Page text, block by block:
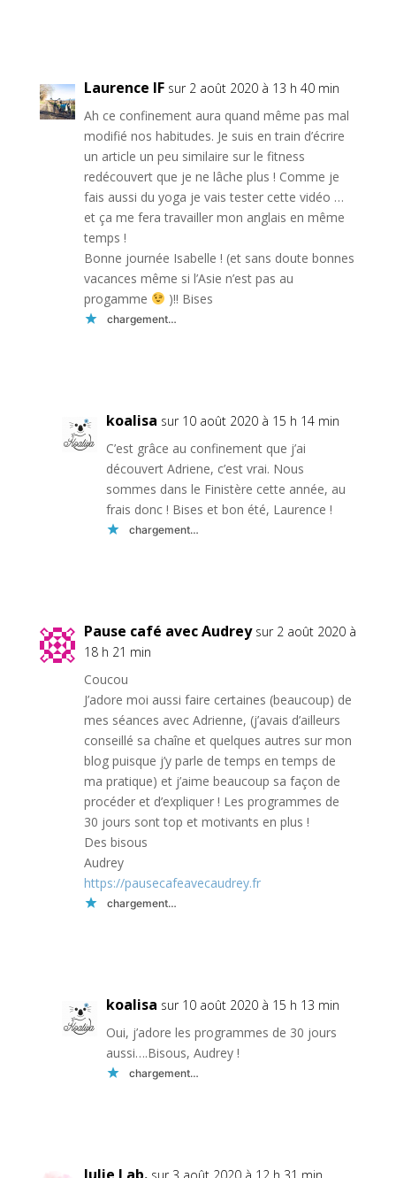
Laurence IF sur 2 août 2020 à 13 h 40 min
Ah ce confinement aura quand même pas mal
modifié nos habitudes. Je suis en train d’écrire
un article un peu similaire sur le fitness
redécouvert que je ne lâche plus ! Comme je
fais aussi du yoga je vais tester cette vidéo …
et ça me fera travailler mon anglais en même
temps !
Bonne journée Isabelle ! (et sans doute bonnes
vacances même si l’Asie n’est pas au
progamme
)!! Bises
chargement…
koalisa sur 10 août 2020 à 15 h 14 min
C’est grâce au confinement que j’ai
découvert Adriene, c’est vrai. Nous
sommes dans le Finistère cette année, au
frais donc ! Bises et bon été, Laurence !
chargement…
Pause café avec Audrey sur 2 août 2020 à
18 h 21 min
Coucou
J’adore moi aussi faire certaines (beaucoup) de
mes séances avec Adrienne, (j’avais d’ailleurs
conseillé sa chaîne et quelques autres sur mon
blog puisque j’y parle de temps en temps de
ma pratique) et j’aime beaucoup sa façon de
procéder et d’expliquer ! Les programmes de
30 jours sont top et motivants en plus !
Des bisous
Audrey
https://pausecafeavecaudrey.fr
chargement…
koalisa sur 10 août 2020 à 15 h 13 min
Oui, j’adore les programmes de 30 jours
aussi….Bisous, Audrey !
chargement…